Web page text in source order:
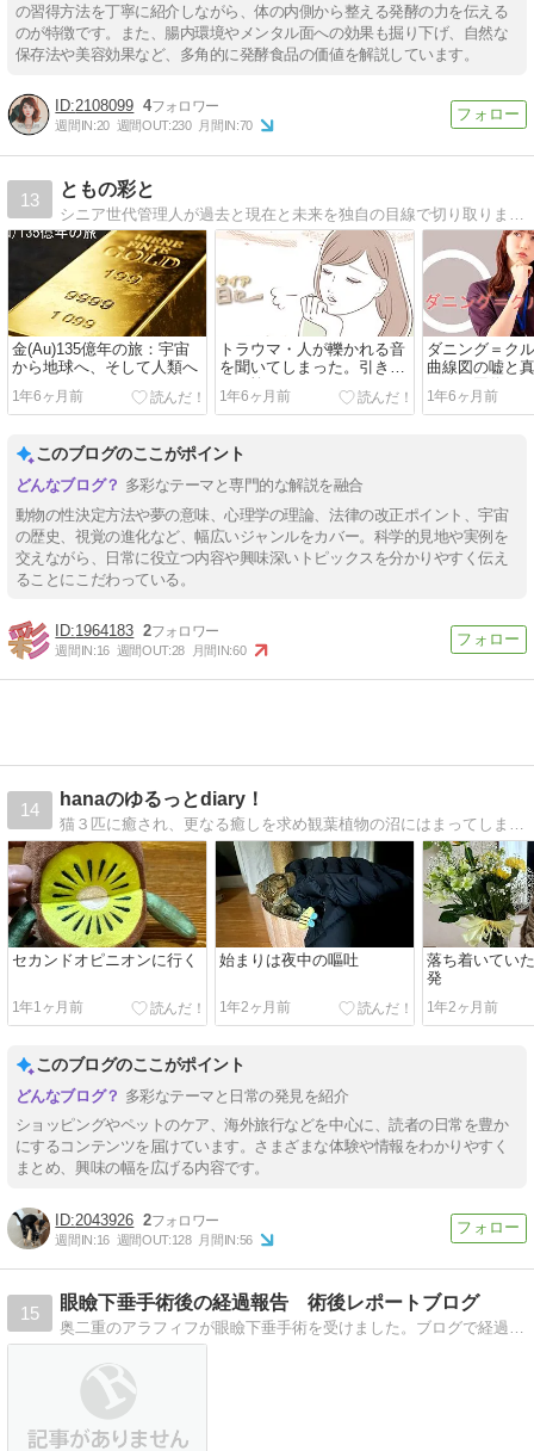
の習得方法を丁寧に紹介しながら、体の内側から整える発酵の力を伝える
のが特徴です。また、腸内環境やメンタル面への効果も掘り下げ、自然な
保存法や美容効果など、多角的に発酵食品の価値を解説しています。
2108099 4
週間IN:20 週間OUT:230 月間IN:70
13
ともの彩と
金(Au)135億年の旅：宇宙
から地球へ、そして人類へ
1年6ヶ月前
トラウマ・人が轢かれる音
を聞いてしまった。引き寄
せが怖い
1年6ヶ月前
ダニング＝ク
曲線図の嘘と
はこの図信じ
1年6ヶ月前
このブログのここがポイント
多彩なテーマと専門的な解説を融合
動物の性決定方法や夢の意味、心理学の理論、法律の改正ポイント、宇宙
の歴史、視覚の進化など、幅広いジャンルをカバー。科学的見地や実例を
交えながら、日常に役立つ内容や興味深いトピックスを分かりやすく伝え
ることにこだわっている。
1964183 2
週間IN:16 週間OUT:28 月間IN:60
14
hanaのゆるっとdiary！
猫３匹に癒され、更なる癒しを求め観葉植物の沼にはまってしまいました。2023年は英会話とヨガをゆるく頑張る！
セカンドオピニオンに行く
1年1ヶ月前
始まりは夜中の嘔吐
1年2ヶ月前
落ち着いてい
発
1年2ヶ月前
このブログのここがポイント
多彩なテーマと日常の発見を紹介
ショッピングやペットのケア、海外旅行などを中心に、読者の日常を豊か
にするコンテンツを届けています。さまざまな体験や情報をわかりやすく
まとめ、興味の幅を広げる内容です。
2043926 2
週間IN:16 週間OUT:128 月間IN:56
15
眼瞼下垂手術後の経過報告 術後レポートブログ
奥二重のアラフィフが眼瞼下垂手術を受けました。ブログで経過報告をしています。